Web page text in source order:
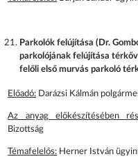
Parkolók felújítása (Dr.
parkolójának felújítása
felőli első murvás parkoló
Előadó: Darázsi Kálmán
Az anyag előkészítésében
Bizottság
Témafelelős: Herner István